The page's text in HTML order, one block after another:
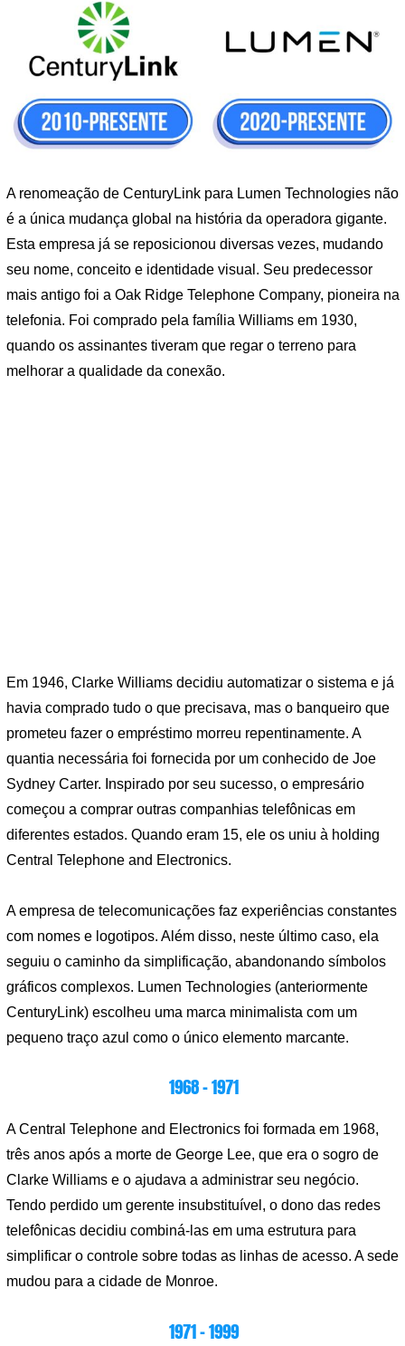
A renomeação de CenturyLink para Lumen Technologies não
é a única mudança global na história da operadora gigante.
Esta empresa já se reposicionou diversas vezes, mudando
seu nome, conceito e identidade visual. Seu predecessor
mais antigo foi a Oak Ridge Telephone Company, pioneira na
telefonia. Foi comprado pela família Williams em 1930,
quando os assinantes tiveram que regar o terreno para
melhorar a qualidade da conexão.
Em 1946, Clarke Williams decidiu automatizar o sistema e já
havia comprado tudo o que precisava, mas o banqueiro que
prometeu fazer o empréstimo morreu repentinamente. A
quantia necessária foi fornecida por um conhecido de Joe
Sydney Carter. Inspirado por seu sucesso, o empresário
começou a comprar outras companhias telefônicas em
diferentes estados. Quando eram 15, ele os uniu à holding
Central Telephone and Electronics.
A empresa de telecomunicações faz experiências constantes
com nomes e logotipos. Além disso, neste último caso, ela
seguiu o caminho da simplificação, abandonando símbolos
gráficos complexos. Lumen Technologies (anteriormente
CenturyLink) escolheu uma marca minimalista com um
pequeno traço azul como o único elemento marcante.
1968 – 1971
A Central Telephone and Electronics foi formada em 1968,
três anos após a morte de George Lee, que era o sogro de
Clarke Williams e o ajudava a administrar seu negócio.
Tendo perdido um gerente insubstituível, o dono das redes
telefônicas decidiu combiná-las em uma estrutura para
simplificar o controle sobre todas as linhas de acesso. A sede
mudou para a cidade de Monroe.
1971 – 1999